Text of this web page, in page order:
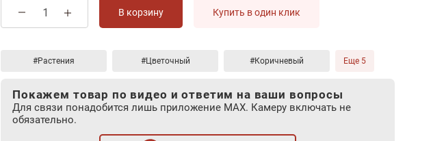
В корзину Купить в один клик
#Растения #Цветочный #Коричневый Еще 5
Покажем товар по видео и ответим на ваши вопросы
Для связи понадобится лишь приложение MAX. Камеру включать не
обязательно.